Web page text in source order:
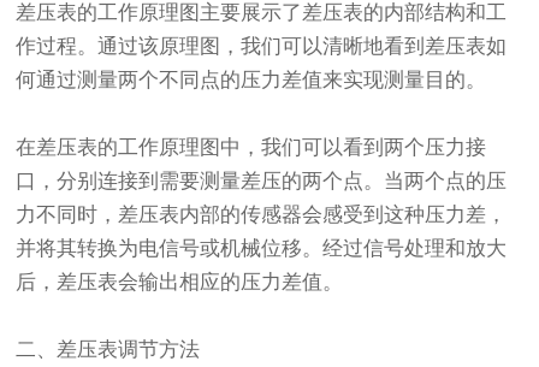
差压表的工作原理图主要展示了差压表的内部结构和工
作过程。通过该原理图，我们可以清晰地看到差压表如
何通过测量两个不同点的压力差值来实现测量目的。
在差压表的工作原理图中，我们可以看到两个压力接
口，分别连接到需要测量差压的两个点。当两个点的压
力不同时，差压表内部的传感器会感受到这种压力差，
并将其转换为电信号或机械位移。经过信号处理和放大
后，差压表会输出相应的压力差值。
二、差压表调节方法